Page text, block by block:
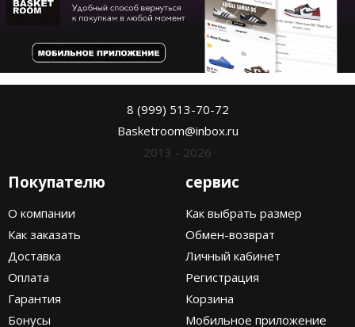
8 (999) 513-70-72
Basketroom@inbox.ru
2013 - 2026
Покупателю
О компании
Как заказать
Доставка
Оплата
Гарантия
Бонусы
сервис
Как выбрать размер
Обмен-возврат
Личный кабинет
Регистрация
Корзина
Мобильное приложение